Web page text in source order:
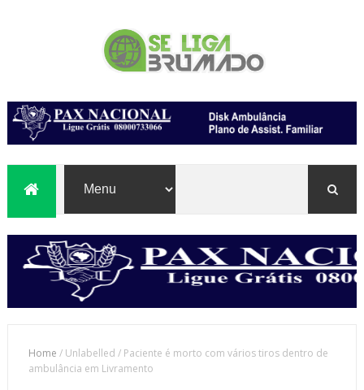
Home /Unlabelled / Paciente é morto com vários tiros dentro de
ambulância em Livramento